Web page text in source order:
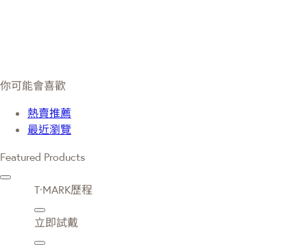
你可能會喜歡
熱賣推薦
最近瀏覽
Featured Products
T·MARK歷程
立即試戴